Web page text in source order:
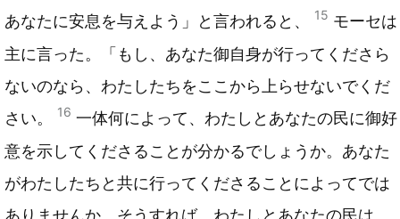
あなたに安息を与えよう」と言われると、
15 モーセは
主に言った。「もし、あなた御自身が行ってくださら
ないのなら、わたしたちをここから上らせないでくだ
さい。
16 一体何によって、わたしとあなたの民に御好
意を示してくださることが分かるでしょうか。あなた
がわたしたちと共に行ってくださることによってでは
ありませんか。そうすれば、わたしとあなたの民は、